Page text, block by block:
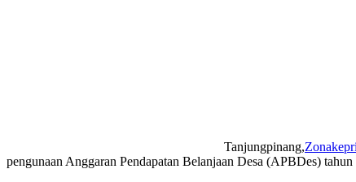
Tanjungpinang,Zonakepri
pengunaan Anggaran Pendapatan Belanjaan Desa (APBDes)